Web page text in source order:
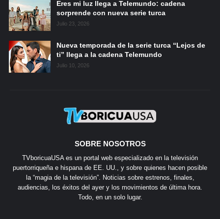
Eres mi luz llega a Telemundo: cadena
sorprende con nueva serie turca
Julio 23, 2026
Nueva temporada de la serie turca “Lejos de
ti” llega a la cadena Telemundo
Julio 10, 2026
SOBRE NOSOTROS
TVboricuaUSA es un portal web especializado en la televisión
puertorriqueña e hispana de EE. UU., y sobre quienes hacen posible
la “magia de la televisión”. Noticias sobre estrenos, finales,
audiencias, los éxitos del ayer y los movimientos de última hora.
Todo, en un solo lugar.